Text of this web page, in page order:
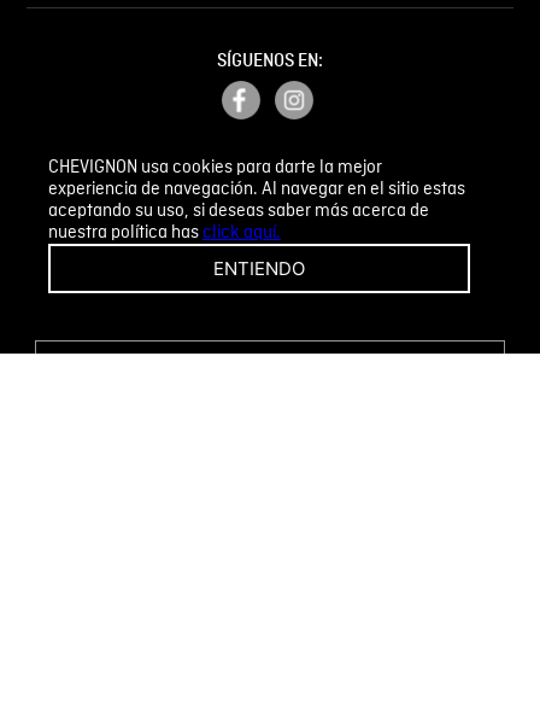
CHEVIGNON usa cookies para darte la mejor
experiencia de navegación. Al navegar en el sitio estas
aceptando su uso, si deseas saber más acerca de
nuestra política hasclick aquí.
ENTIENDO
SÍGUENOS EN:
PETICIONES, QUEJAS Y RECLAMOS
¡CAMBIOS Y DEVOLUCIONES FÁCILES!